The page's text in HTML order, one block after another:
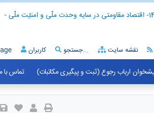
- اقتصاد مقاومتی در سایه وحدت ملّی و امنیّت ملّی -
کاربران جستجو... نقشه سایت
ارباب رجوع (ثبت و پیگیری مکاتبات) تماس با